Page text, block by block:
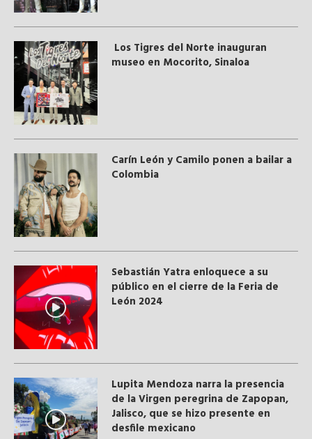
Los Tigres del Norte inauguran
museo en Mocorito, Sinaloa
Carín León y Camilo ponen a bailar a
Colombia
Sebastián Yatra enloquece a su
público en el cierre de la Feria de
León 2024
Lupita Mendoza narra la presencia
de la Virgen peregrina de Zapopan,
Jalisco, que se hizo presente en
desfile mexicano